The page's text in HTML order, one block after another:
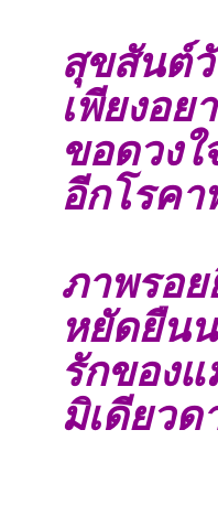
สุขสันต์วั
เพียงอย
ขอดวงใจ
อีกโรคา
ภาพรอย
หยัดยืนน
รักของแม่
มิเดียวดา